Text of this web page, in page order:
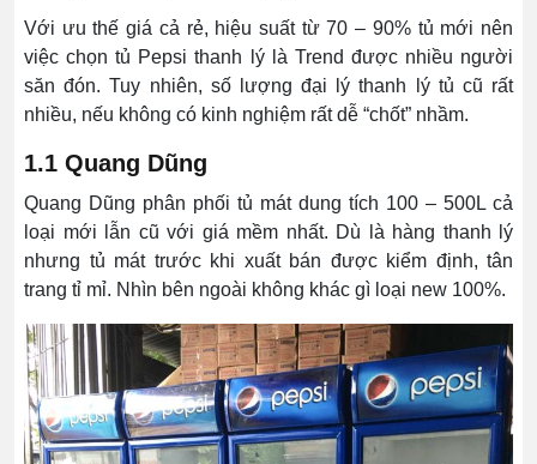
Với ưu thế giá cả rẻ, hiệu suất từ 70 – 90% tủ mới nên
việc chọn tủ Pepsi thanh lý là Trend được nhiều người
săn đón. Tuy nhiên, số lượng đại lý thanh lý tủ cũ rất
nhiều, nếu không có kinh nghiệm rất dễ “chốt” nhầm.
1.1 Quang Dũng
Quang Dũng phân phối tủ mát dung tích 100 – 500L cả
loại mới lẫn cũ với giá mềm nhất. Dù là hàng thanh lý
nhưng tủ mát trước khi xuất bán được kiểm định, tân
trang tỉ mỉ. Nhìn bên ngoài không khác gì loại new 100%.